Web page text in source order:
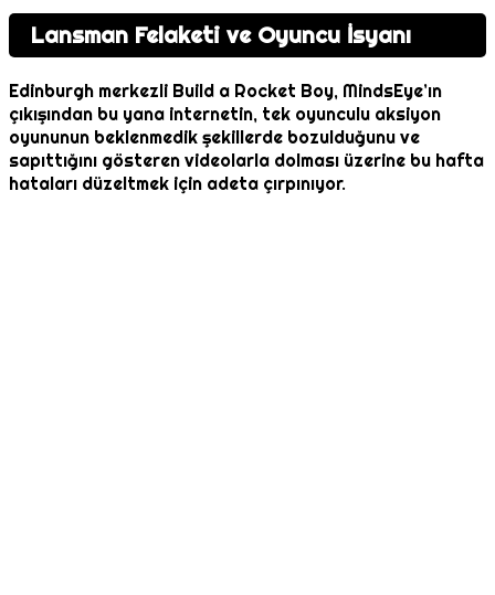
Lansman Felaketi ve Oyuncu İsyanı
Edinburgh merkezli Build a Rocket Boy, MindsEye’ın
çıkışından bu yana internetin, tek oyunculu aksiyon
oyununun beklenmedik şekillerde bozulduğunu ve
sapıttığını gösteren videolarla dolması üzerine bu hafta
hataları düzeltmek için adeta çırpınıyor.